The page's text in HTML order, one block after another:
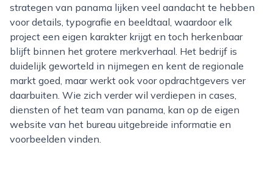
strategen van panama lijken veel aandacht te hebben
voor details, typografie en beeldtaal, waardoor elk
project een eigen karakter krijgt en toch herkenbaar
blijft binnen het grotere merkverhaal. Het bedrijf is
duidelijk geworteld in nijmegen en kent de regionale
markt goed, maar werkt ook voor opdrachtgevers ver
daarbuiten. Wie zich verder wil verdiepen in cases,
diensten of het team van panama, kan op de eigen
website van het bureau uitgebreide informatie en
voorbeelden vinden.